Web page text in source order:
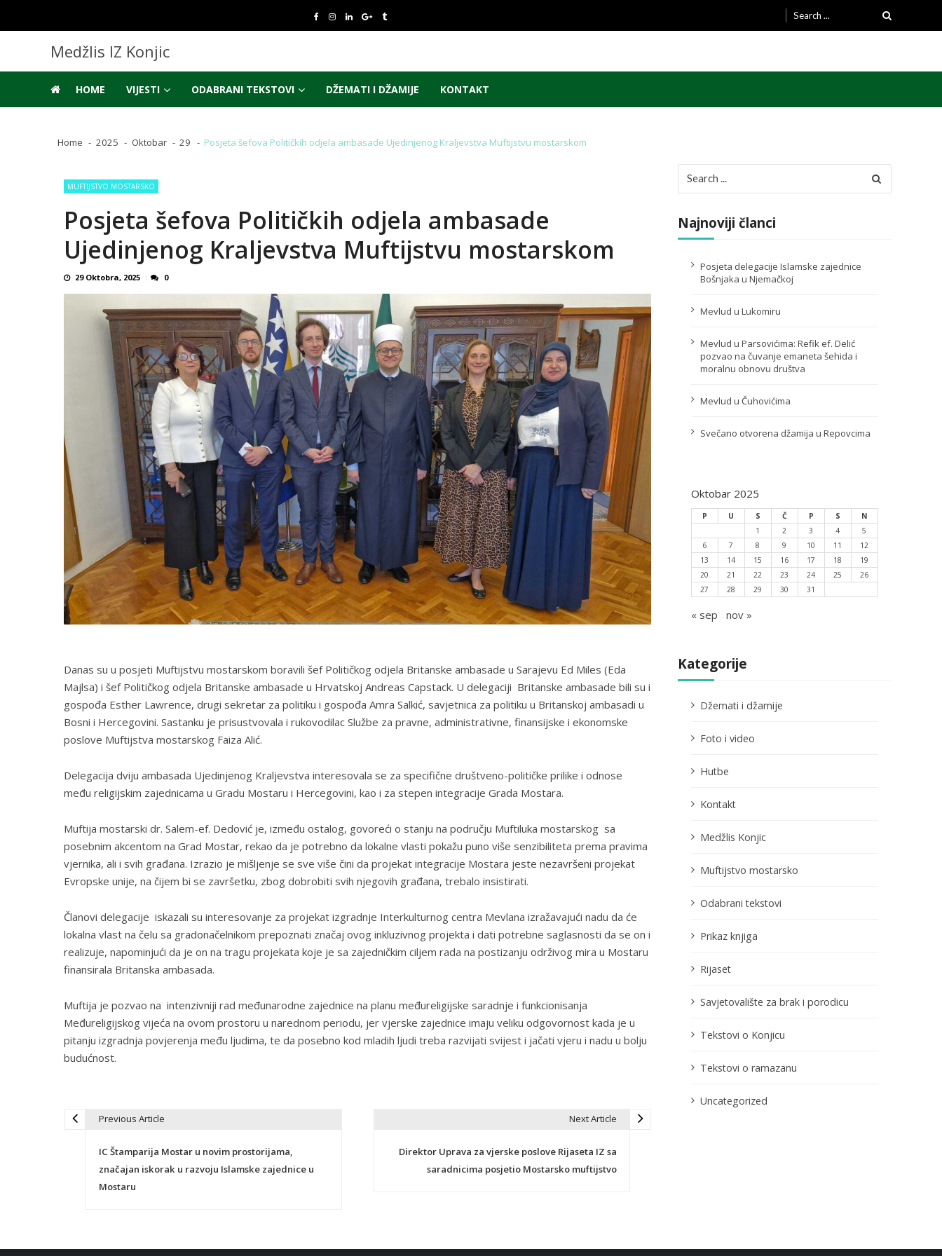
navigation
content
Search
for:
Medžlis IZ Konjic
HOME VIJESTI ODABRANI TEKSTOVI DŽEMATI I DŽAMIJE KONTAKT
Home 2025 Oktobar 29 Posjeta šefova Političkih odjela ambasade Ujedinjenog Kraljevstva Muftijstvu mostarskom
MUFTIJSTVO MOSTARSKO
Posjeta šefova Političkih odjela ambasade
Ujedinjenog Kraljevstva Muftijstvu mostarskom
29 Oktobra, 2025 0
Danas su u posjeti Muftijstvu mostarskom boravili šef Političkog odjela Britanske ambasade u Sarajevu Ed Miles (Eda
Majlsa) i šef Političkog odjela Britanske ambasade u Hrvatskoj Andreas Capstack. U delegaciji Britanske ambasade bili su i
gospođa Esther Lawrence, drugi sekretar za politiku i gospođa Amra Salkić, savjetnica za politiku u Britanskoj ambasadi u
Bosni i Hercegovini. Sastanku je prisustvovala i rukovodilac Službe za pravne, administrativne, finansijske i ekonomske
poslove Muftijstva mostarskog Faiza Alić.
Delegacija dviju ambasada Ujedinjenog Kraljevstva interesovala se za specifične društveno-političke prilike i odnose
među religijskim zajednicama u Gradu Mostaru i Hercegovini, kao i za stepen integracije Grada Mostara.
Muftija mostarski dr. Salem-ef. Dedović je, između ostalog, govoreći o stanju na području Muftiluka mostarskog sa
posebnim akcentom na Grad Mostar, rekao da je potrebno da lokalne vlasti pokažu puno više senzibiliteta prema pravima
vjernika, ali i svih građana. Izrazio je mišljenje se sve više čini da projekat integracije Mostara jeste nezavršeni projekat
Evropske unije, na čijem bi se završetku, zbog dobrobiti svih njegovih građana, trebalo insistirati.
Članovi delegacije iskazali su interesovanje za projekat izgradnje Interkulturnog centra Mevlana izražavajući nadu da će
lokalna vlast na čelu sa gradonačelnikom prepoznati značaj ovog inkluzivnog projekta i dati potrebne saglasnosti da se on i
realizuje, napominjući da je on na tragu projekata koje je sa zajedničkim ciljem rada na postizanju održivog mira u Mostaru
finansirala Britanska ambasada.
Muftija je pozvao na intenzivniji rad međunarodne zajednice na planu međureligijske saradnje i funkcionisanja
Međureligijskog vijeća na ovom prostoru u narednom periodu, jer vjerske zajednice imaju veliku odgovornost kada je u
pitanju izgradnja povjerenja među ljudima, te da posebno kod mladih ljudi treba razvijati svijest i jačati vjeru i nadu u bolju
budućnost.
i
Previous Article
IC Štamparija Mostar u novim prostorijama,
značajan iskorak u razvoju Islamske zajednice u
Mostaru
Next Article
Direktor Uprava za vjerske poslove Rijaseta IZ sa
saradnicima posjetio Mostarsko muftijstvo
for:
Najnoviji članci
Posjeta delegacije Islamske zajednice
Bošnjaka u Njemačkoj
Mevlud u Lukomiru
Mevlud u Parsovićima: Refik ef. Delić
pozvao na čuvanje emaneta šehida i
moralnu obnovu društva
Mevlud u Čuhovićima
Svečano otvorena džamija u Repovcima
Oktobar 2025
P U S Č P S
N
1
2 3 4
5
6
7 8 9 10 11
12
13
14 15 16 17 18
19
20
21 22 23 24 25
26
27
28 29 30 31
« sep nov »
Kategorije
Džemati i džamije
Foto i video
Hutbe
Kontakt
Medžlis Konjic
Muftijstvo mostarsko
Odabrani tekstovi
Prikaz knjiga
Rijaset
Savjetovalište za brak i porodicu
Tekstovi o Konjicu
Tekstovi o ramazanu
Uncategorized